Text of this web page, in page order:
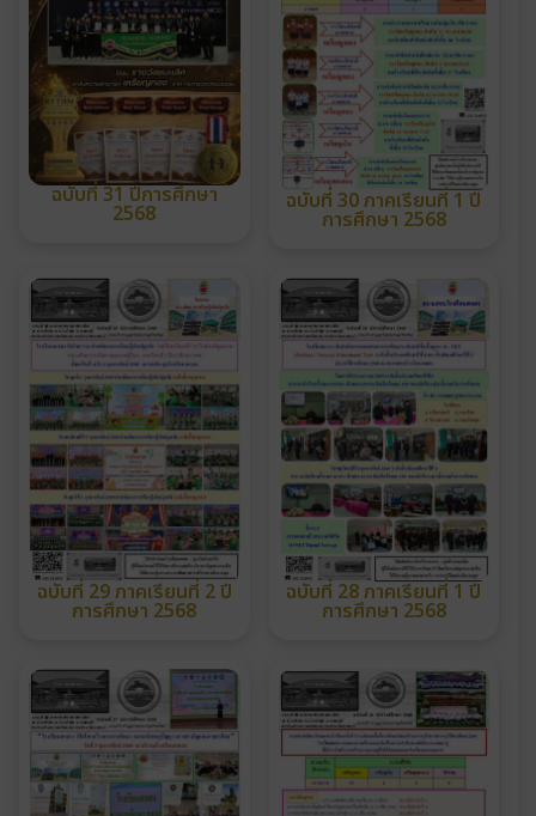
ฉบับที่ 31 ปีการศึกษา
2568 ฉบับที่ 30 ภาคเรียนที่ 1 ปี
การศึกษา 2568
ฉบับที่ 29 ภาคเรียนที่ 2 ปี
การศึกษา 2568
ฉบับที่ 28 ภาคเรียนที่ 1 ปี
การศึกษา 2568